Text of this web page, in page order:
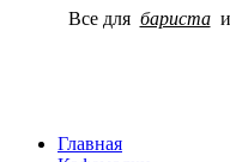
Все для баристаи
Главная